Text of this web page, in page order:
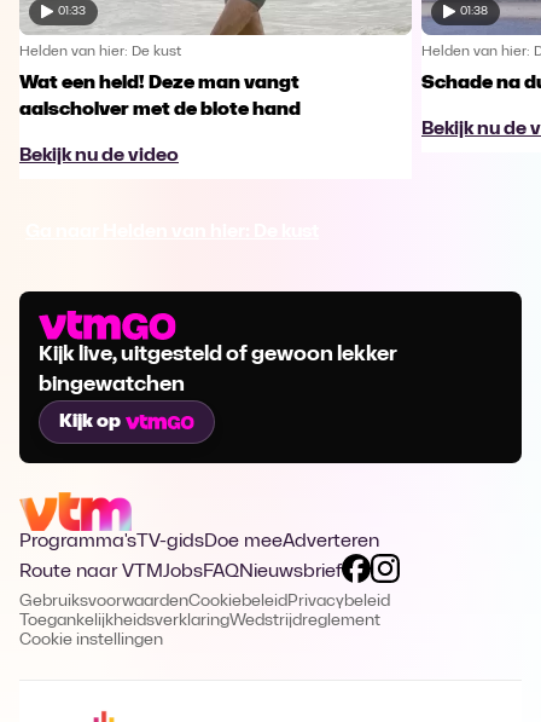
01:33
Helden van hier: De kust
Wat een held! Deze man vangt
aalscholver met de blote hand
Bekijk nu de video
01:38
Helden van hier:
Schade na
Bekijk nu de
Kijk live, uitgesteld of gewoon lekker
bingewatchen
Kijk op
Programma's TV-gidsDoe meeAdverteren
Route naar VTMJobsFAQNieuwsbrief
GebruiksvoorwaardenCookiebeleid Privacybeleid
ToegankelijkheidsverklaringWedstrijdreglement
Cookie instellingen